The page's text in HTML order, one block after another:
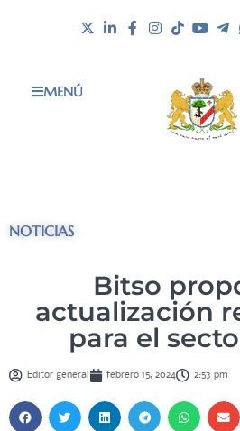
MENÚ
NOTICIAS
Bitso
actualización
para el
Editor general febrero 15, 2024 2:53 pm